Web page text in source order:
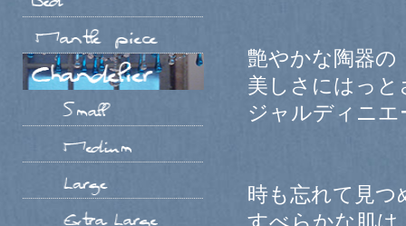
艶やかな陶器の
美しさにはっ
ジャルディニ
時も忘れて見つ